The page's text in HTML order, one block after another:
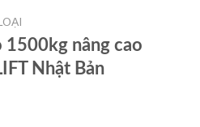
1500kg nâng cao
Nhật Bản